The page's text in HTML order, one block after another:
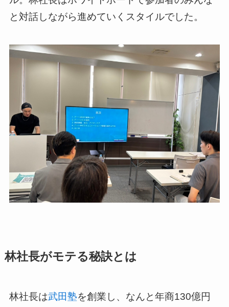
と対話しながら進めていくスタイルでした。
林社長がモテる秘訣とは
林社長は武田塾を創業し、なんと年商130億円